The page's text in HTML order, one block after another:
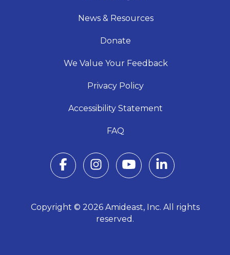
News & Resources
Donate
We Value Your Feedback
Privacy Policy
Accessibility Statement
FAQ
Copyright © 2026 Amideast, Inc. All rights
reserved.